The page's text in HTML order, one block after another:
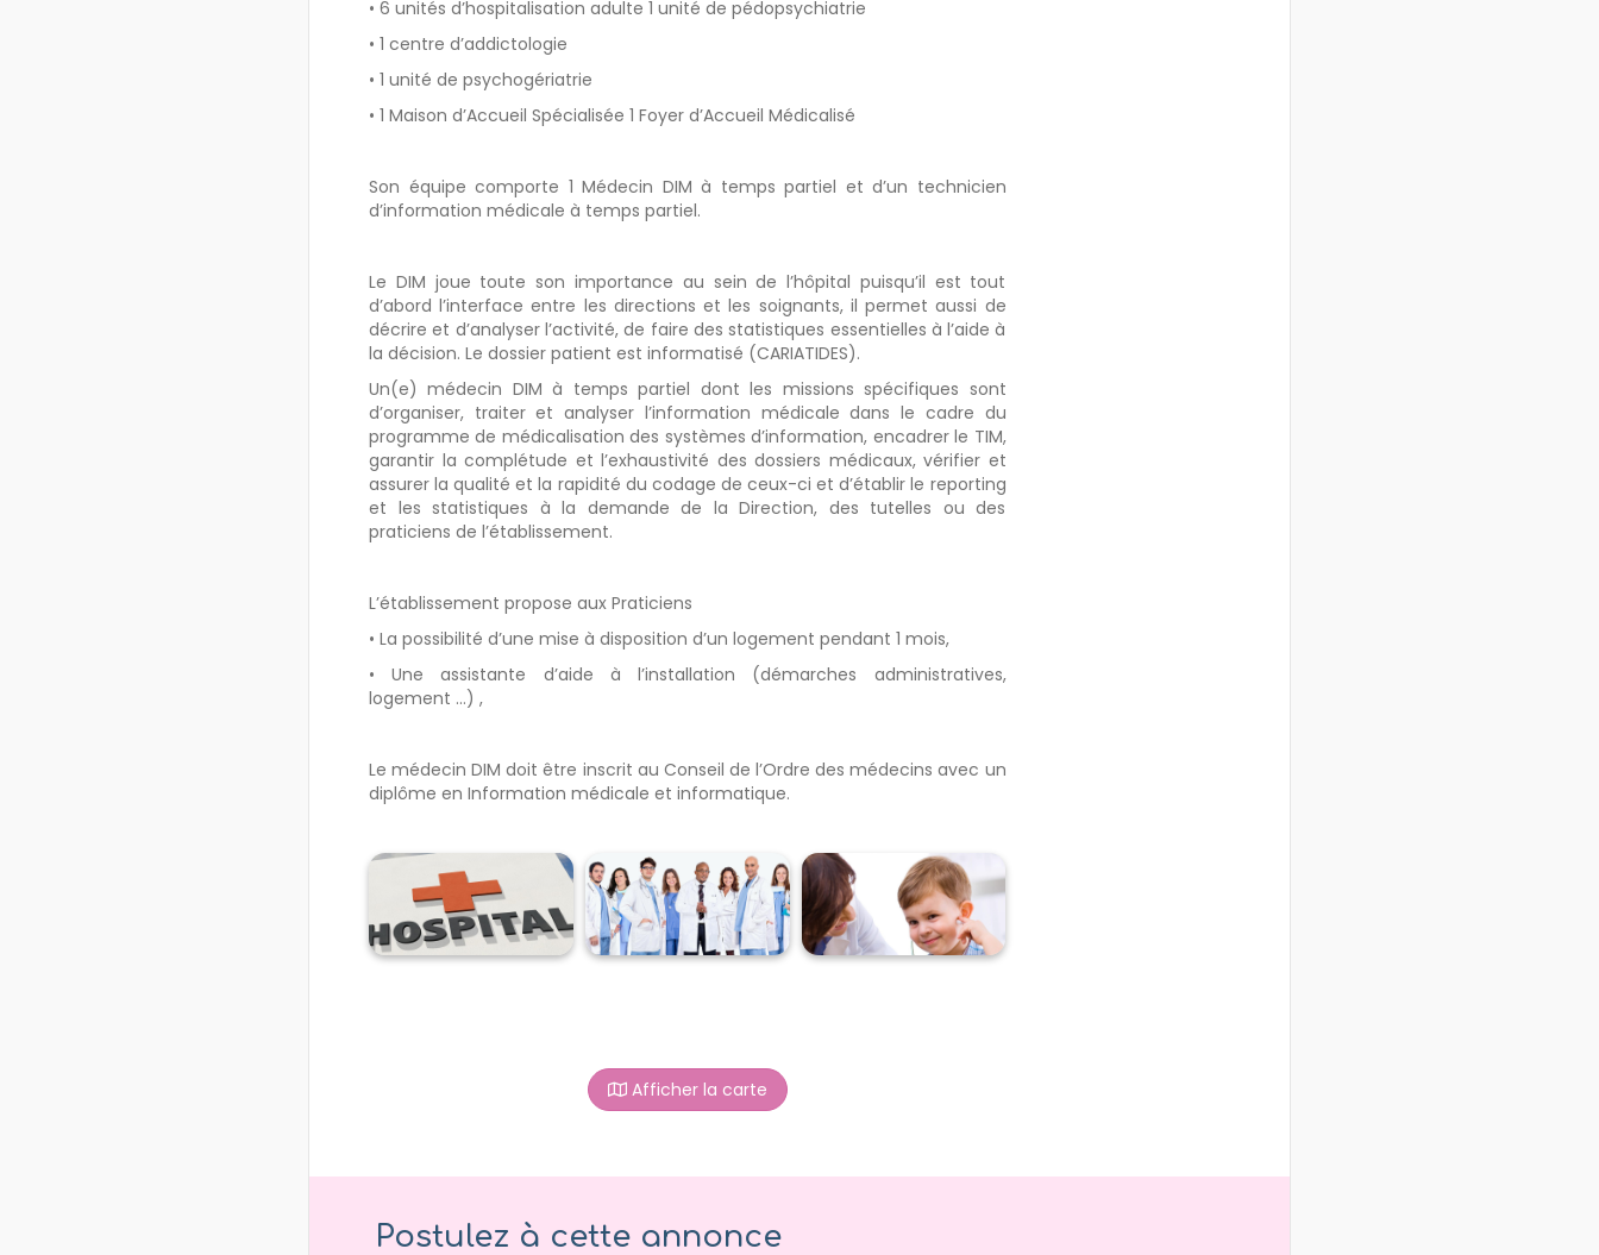
• 6 unités d’hospitalisation adulte 1 unité de pédopsychiatrie
• 1 centre d’addictologie
• 1 unité de psychogériatrie
• 1 Maison d’Accueil Spécialisée 1 Foyer d’Accueil Médicalisé
Son équipe comporte 1 Médecin DIM à temps partiel et d’un technicien
d’information médicale à temps partiel.
Le DIM joue toute son importance au sein de l’hôpital puisqu’il est tout
d’abord l’interface entre les directions et les soignants, il permet aussi de
décrire et d’analyser l’activité, de faire des statistiques essentielles à l’aide à
la décision. Le dossier patient est informatisé (CARIATIDES).
Un(e) médecin DIM à temps partiel dont les missions spécifiques sont
d’organiser, traiter et analyser l’information médicale dans le cadre du
programme de médicalisation des systèmes d’information, encadrer le TIM,
garantir la complétude et l’exhaustivité des dossiers médicaux, vérifier et
assurer la qualité et la rapidité du codage de ceux-ci et d’établir le reporting
et les statistiques à la demande de la Direction, des tutelles ou des
praticiens de l’établissement.
L’établissement propose aux Praticiens
• La possibilité d’une mise à disposition d’un logement pendant 1 mois,
• Une assistante d’aide à l’installation (démarches administratives,
logement …) ,
Le médecin DIM doit être inscrit au Conseil de l’Ordre des médecins avec un
diplôme en Information médicale et informatique.
Afficher la carte
Postulez à cette annonce